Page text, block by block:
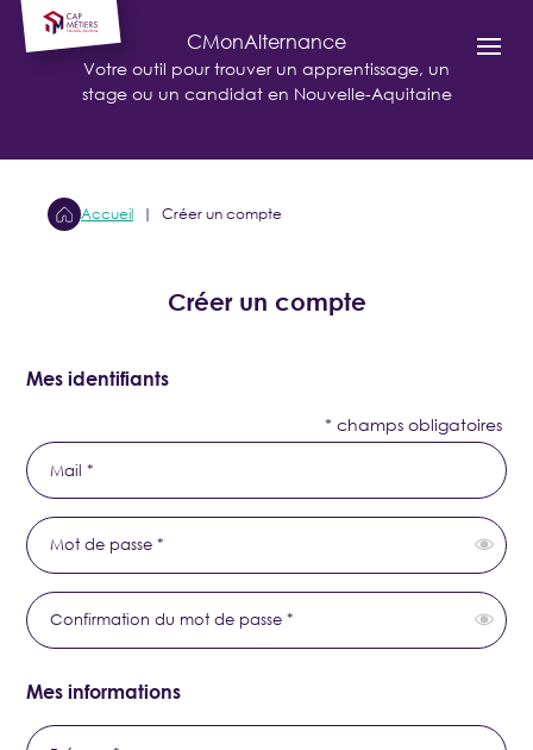
CMonAlternance
Votre outil pour trouver un apprentissage, un
stage ou un candidat en Nouvelle-Aquitaine
Accueil Créer un compte
Créer un compte
Mes identifiants
* champs obligatoires
Mail *
Mot de passe *
Confirmation du mot de passe *
Mes informations
Cookies management panel